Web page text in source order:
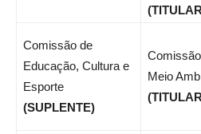
Comissão de
Educação, Cultura e
Esporte
(SUPLENTE)
Meio